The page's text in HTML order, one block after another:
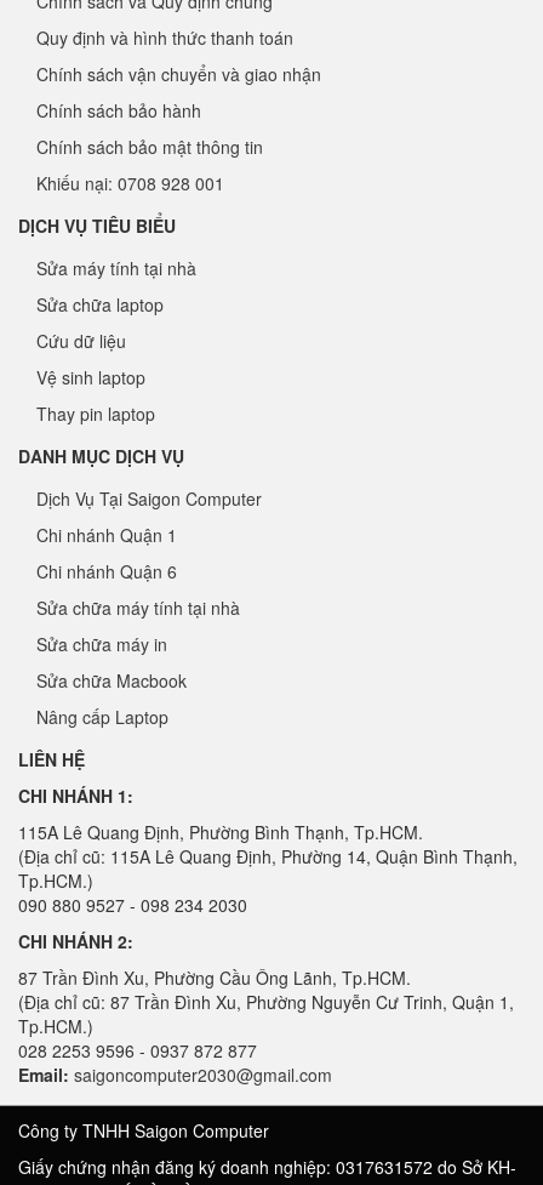
Quy định và hình thức thanh toán
Chính sách vận chuyển và giao nhận
Chính sách bảo hành
Chính sách bảo mật thông tin
Khiếu nại: 0708 928 001
DỊCH VỤ TIÊU BIỂU
Sửa máy tính tại nhà
Sửa chữa laptop
Cứu dữ liệu
Vệ sinh laptop
Thay pin laptop
DANH MỤC DỊCH VỤ
Dịch Vụ Tại Saigon Computer
Chi nhánh Quận 1
Chi nhánh Quận 6
Sửa chữa máy tính tại nhà
Sửa chữa máy in
Sửa chữa Macbook
Nâng cấp Laptop
LIÊN HỆ
CHI NHÁNH 1:
115A Lê Quang Định, Phường Bình Thạnh, Tp.HCM.
(Địa chỉ cũ: 115A Lê Quang Định, Phường 14, Quận Bình Thạnh,
Tp.HCM.)
090 880 9527 - 098 234 2030
CHI NHÁNH 2:
87 Trần Đình Xu, Phường Cầu Ông Lãnh, Tp.HCM.
(Địa chỉ cũ: 87 Trần Đình Xu, Phường Nguyễn Cư Trinh, Quận 1,
Tp.HCM.)
028 2253 9596 - 0937 872 877
Email: saigoncomputer2030@gmail.com
Công ty TNHH Saigon Computer
Giấy chứng nhận đăng ký doanh nghiệp: 0317631572 do Sở KH-